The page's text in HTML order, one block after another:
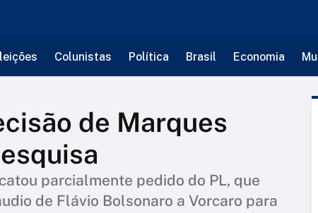
Colunistas Política Brasil Economia
de Marques
parcialmente pedido do PL, que
de Flávio Bolsonaro a Vorcaro para